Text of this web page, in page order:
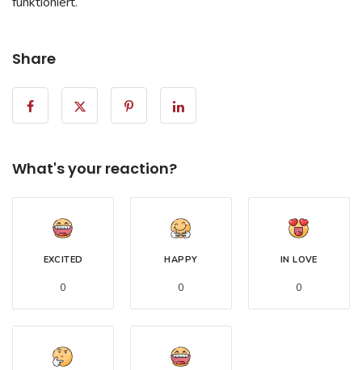
Share
What's your reaction?
EXCITED
0
HAPPY
0
IN LOVE
0